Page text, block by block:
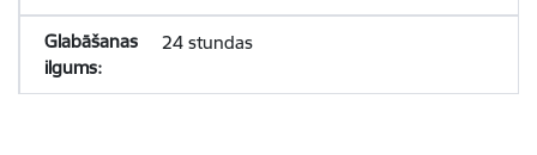
24 stundas